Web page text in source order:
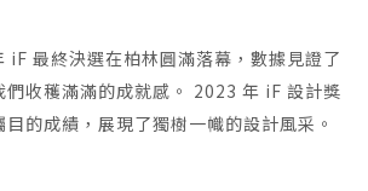
iF 最終決選在柏林圓滿落幕，數據見證了
們收穫滿滿的成就感。 2023 年 iF 設計獎
的成績，展現了獨樹一幟的設計風采。